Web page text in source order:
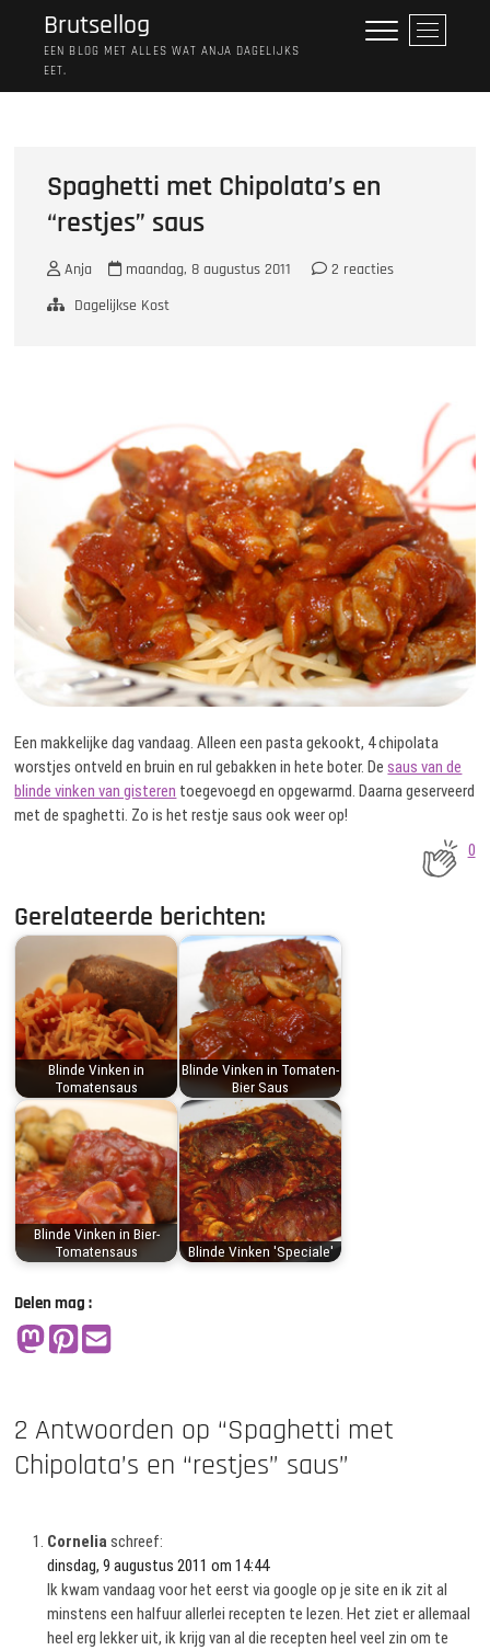
Brutsellog
EEN BLOG MET ALLES WAT ANJA DAGELIJKS
EET.
M
e
Spaghetti met Chipolata’s en
“restjes” saus
Anja maandag, 8 augustus 2011
2 reacties
Dagelijkse Kost
Een makkelijke dag vandaag. Alleen een pasta gekookt, 4 chipolata
worstjes ontveld en bruin en rul gebakken in hete boter. Desaus van de
blinde vinken van gisteren toegevoegd en opgewarmd. Daarna geserveerd
met de spaghetti. Zo is het restje saus ook weer op!
0
Gerelateerde berichten:
Blinde Vinken in
Tomatensaus
Blinde Vinken in Tomaten-
Bier Saus
Blinde Vinken in Bier-
Tomatensaus
Blinde Vinken 'Speciale'
Delen mag :
2 Antwoorden op “Spaghetti met
Chipolata’s en “restjes” saus”
Corneliaschreef:
dinsdag, 9 augustus 2011 om 14:44
Ik kwam vandaag voor het eerst via google op je site en ik zit al
minstens een halfuur allerlei recepten te lezen. Het ziet er allemaal
heel erg lekker uit, ik krijg van al die recepten heel veel zin om te